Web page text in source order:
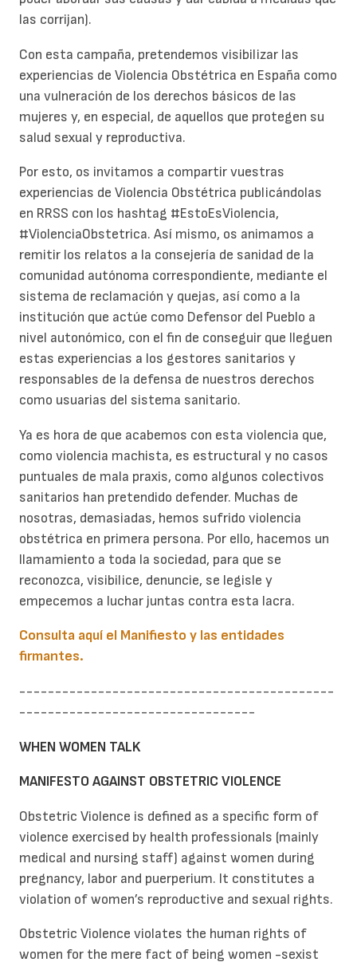
las corrijan).
Con esta campaña, pretendemos visibilizar las
experiencias de Violencia Obstétrica en España como
una vulneración de los derechos básicos de las
mujeres y, en especial, de aquellos que protegen su
salud sexual y reproductiva.
Por esto, os invitamos a compartir vuestras
experiencias de Violencia Obstétrica publicándolas
en RRSS con los hashtag #EstoEsViolencia,
#ViolenciaObstetrica. Así mismo, os animamos a
remitir los relatos a la consejería de sanidad de la
comunidad autónoma correspondiente, mediante el
sistema de reclamación y quejas, así como a la
institución que actúe como Defensor del Pueblo a
nivel autonómico, con el fin de conseguir que lleguen
estas experiencias a los gestores sanitarios y
responsables de la defensa de nuestros derechos
como usuarias del sistema sanitario.
Ya es hora de que acabemos con esta violencia que,
como violencia machista, es estructural y no casos
puntuales de mala praxis, como algunos colectivos
sanitarios han pretendido defender. Muchas de
nosotras, demasiadas, hemos sufrido violencia
obstétrica en primera persona. Por ello, hacemos un
llamamiento a toda la sociedad, para que se
reconozca, visibilice, denuncie, se legisle y
empecemos a luchar juntas contra esta lacra.
Consulta aquí el Manifiesto y las entidades
firmantes.
--------------------------------------------
---------------------------------
WHEN WOMEN TALK
MANIFESTO AGAINST OBSTETRIC VIOLENCE
Obstetric Violence is defined as a specific form of
violence exercised by health professionals (mainly
medical and nursing staff) against women during
pregnancy, labor and puerperium. It constitutes a
violation of women’s reproductive and sexual rights.
Obstetric Violence violates the human rights of
women for the mere fact of being women -sexist